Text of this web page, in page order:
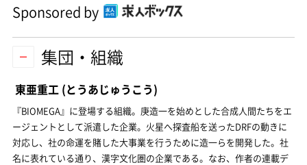
Sponsored by
集団・組織
東亜重工 (とうあじゅうこう)
『BIOMEGA』に登場する組織。庚造一を始めとした合成人間たちをエ
ージェントとして派遣した企業。火星へ探査船を送ったDRFの動きに
対応し、社の命運を賭した大事業を行うために造一らを開発した。社
名に表れている通り、漢字文化圏の企業である。なお、作者の連載デ